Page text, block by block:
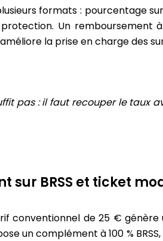
formats : pourcentage sur
Un remboursement à
la prise en charge des
pas : il faut recouper le taux
sur BRSS et ticket
conventionnel de 25 €
un complément à 100 %